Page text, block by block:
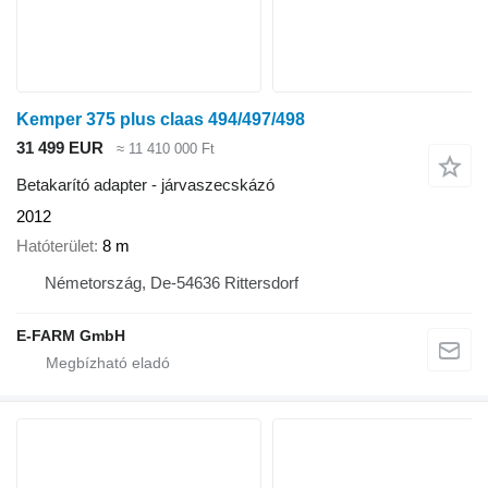
Kemper 375 plus claas 494/497/498
31 499 EUR
≈ 11 410 000 Ft
Betakarító adapter - járvaszecskázó
2012
Hatóterület 8 m
Németország, De-54636 Rittersdorf
E-FARM GmbH